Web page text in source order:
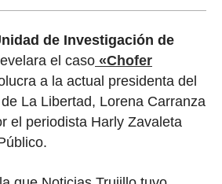
de Investigación de
el caso «Chofer
a la actual presidenta del
La Libertad, Lorena Carranza
el periodista Harly Zavaleta